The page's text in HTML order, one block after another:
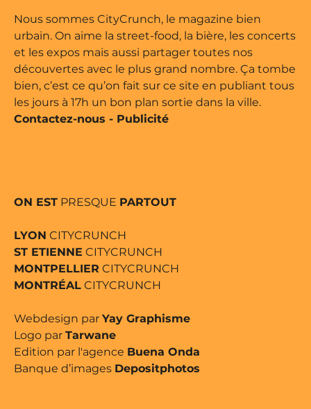
par Buena Onda Web •
Nous sommes CityCrunch, le magazine bien
urbain. On aime la street-food, la bière, les concerts
et les expos mais aussi partager toutes nos
découvertes avec le plus grand nombre. Ça tombe
bien, c’est ce qu’on fait sur ce site en publiant tous
les jours à 17h un bon plan sortie dans la ville.
Contactez-nous - Publicité
ON EST PRESQUE PARTOUT
LYON CITYCRUNCH
ST ETIENNE CITYCRUNCH
MONTPELLIER CITYCRUNCH
MONTRÉAL CITYCRUNCH
Webdesign par Yay Graphisme
Logo par Tarwane
Edition par l'agence Buena Onda
Banque d’images Depositphotos